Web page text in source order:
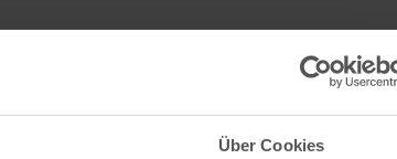
Über Cookies